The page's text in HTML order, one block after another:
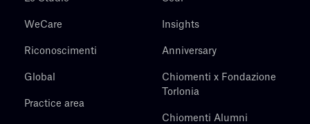
WeCare
Riconoscimenti
Global
Practice area
Insights
Anniversary
Chiomenti x Fondazione
Torlonia
Chiomenti Alumni